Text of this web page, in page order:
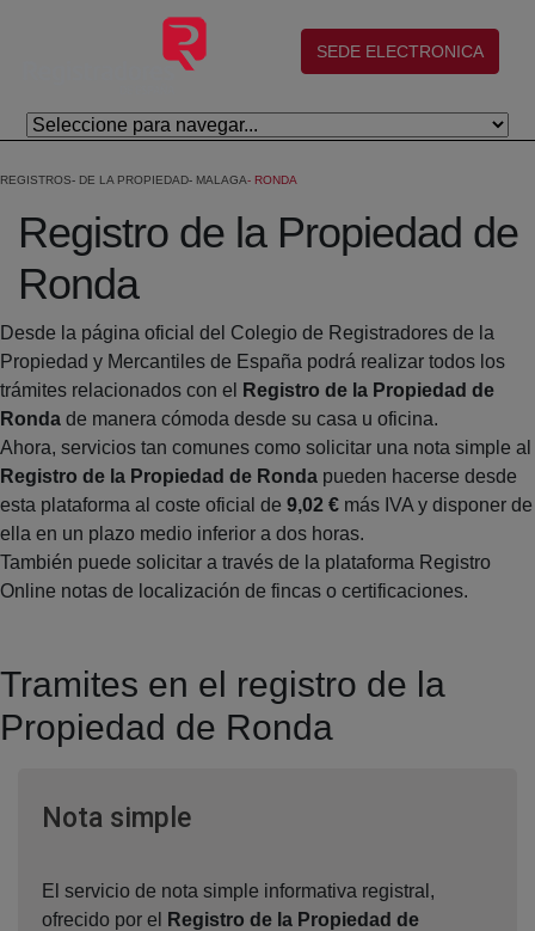
Salta al contingut principal
(abre en nueva ventana)
SEDE ELECTRONICA
REGISTROS DE LA PROPIEDAD MALAGA RONDA
Registro de la Propiedad de
Ronda
Desde la página oficial del Colegio de Registradores de la
Propiedad y Mercantiles de España podrá realizar todos los
trámites relacionados con el
Registro de la Propiedad de
Ronda de manera cómoda desde su casa u oficina.
Ahora, servicios tan comunes como solicitar una nota simple al
Registro de la Propiedad de Ronda pueden hacerse desde
esta plataforma al coste oficial de 9,02 € más IVA y disponer de
ella en un plazo medio inferior a dos horas.
También puede solicitar a través de la plataforma Registro
Online notas de localización de fincas o certificaciones.
Tramites en el registro de la
Propiedad de Ronda
Nota simpleVentana nueva
El servicio de nota simple informativa registral,
ofrecido por el
Registro de la Propiedad de